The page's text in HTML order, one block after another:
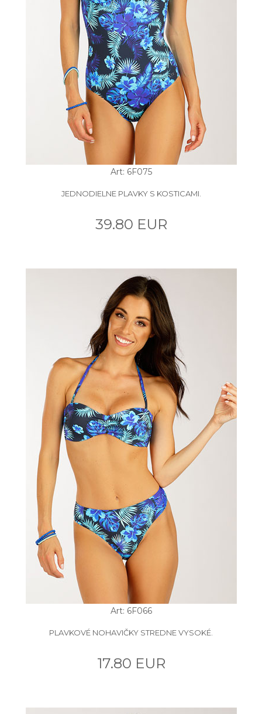
Art: 6F075
JEDNODIELNE PLAVKY S KOSTICAMI.
39.80 EUR
Art: 6F066
PLAVKOVÉ NOHAVIČKY STREDNE VYSOKÉ.
17.80 EUR